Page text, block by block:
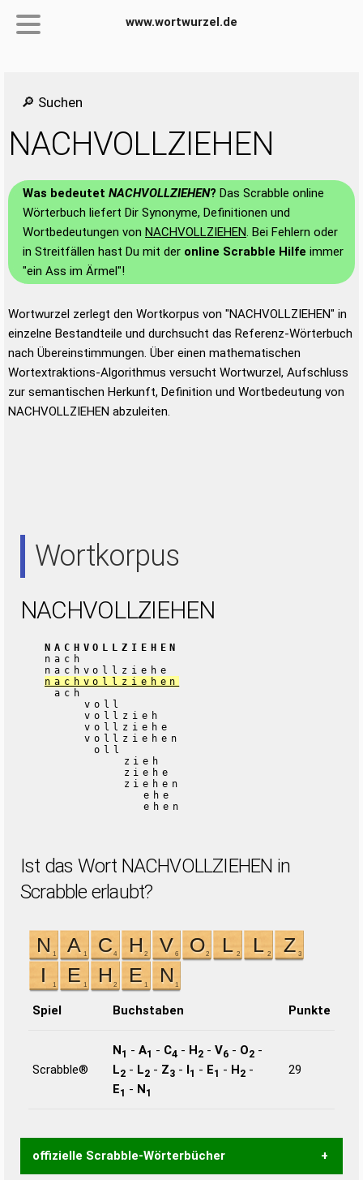
www.wortwurzel.de
🔎 Suchen
NACHVOLLZIEHEN
Was bedeutet NACHVOLLZIEHEN? Das Scrabble online
Wörterbuch liefert Dir Synonyme, Definitionen und
Wortbedeutungen von NACHVOLLZIEHEN. Bei Fehlern oder
in Streitfällen hast Du mit der online Scrabble Hilfe immer
"ein Ass im Ärmel"!
Wortwurzel zerlegt den Wortkorpus von "NACHVOLLZIEHEN" in
einzelne Bestandteile und durchsucht das Referenz-Wörterbuch
nach Übereinstimmungen. Über einen mathematischen
Wortextraktions-Algorithmus versucht Wortwurzel, Aufschluss
zur semantischen Herkunft, Definition und Wortbedeutung von
NACHVOLLZIEHEN abzuleiten.
Wortkorpus
NACHVOLLZIEHEN
NACHVOLLZIEHEN
nach
nachvollziehe
nachvollziehen
ach
voll
vollzieh
vollziehe
vollziehen
oll
zieh
ziehe
ziehen
ehe
ehen
Ist das Wort NACHVOLLZIEHEN in
Scrabble erlaubt?
Spiel Buchstaben Punkte
Scrabble®
N1 - A1 - C4 - H2 - V6 - O2 -
L2 - L2 - Z3 - I1 - E1 - H2 -
E1 - N1
29
offizielle Scrabble-Wörterbücher